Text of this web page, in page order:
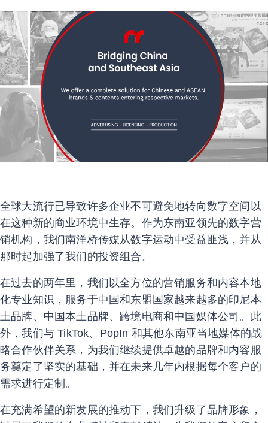
全球大流行已导致许多企业不可避免地转向数字空间以
在这种新的商业环境中生存。作为东南亚领先的数字营
销机构，我们南洋桥传媒从数字运动中受益匪浅，并从
那时起加强了我们的投资组合。
在过去的两年里，我们以全方位的营销服务和内容本地
化专业知识，服务于中国和东盟国家越来越多的印尼本
土品牌、中国本土品牌、跨境电商和中国媒体公司。此
外，我们与 TikTok、PopIn 和其他东南亚当地媒体的战
略合作伙伴关系，为我们继续提供卓越的品牌和内容服
务奠定了坚实的基础，并在未来几年内根据每个客户的
需求进行定制。
在充满希望的新发展的推动下，我们升级了品牌形象，